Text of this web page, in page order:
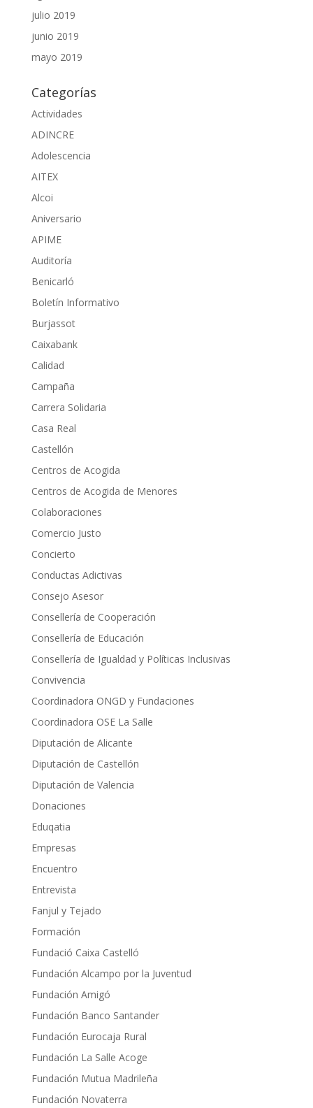
julio 2019
junio 2019
mayo 2019
Categorías
Actividades
ADINCRE
Adolescencia
AITEX
Alcoi
Aniversario
APIME
Auditoría
Benicarló
Boletín Informativo
Burjassot
Caixabank
Calidad
Campaña
Carrera Solidaria
Casa Real
Castellón
Centros de Acogida
Centros de Acogida de Menores
Colaboraciones
Comercio Justo
Concierto
Conductas Adictivas
Consejo Asesor
Consellería de Cooperación
Consellería de Educación
Consellería de Igualdad y Políticas Inclusivas
Convivencia
Coordinadora ONGD y Fundaciones
Coordinadora OSE La Salle
Diputación de Alicante
Diputación de Castellón
Diputación de Valencia
Donaciones
Eduqatia
Empresas
Encuentro
Entrevista
Fanjul y Tejado
Formación
Fundació Caixa Castelló
Fundación Alcampo por la Juventud
Fundación Amigó
Fundación Banco Santander
Fundación Eurocaja Rural
Fundación La Salle Acoge
Fundación Mutua Madrileña
Fundación Novaterra